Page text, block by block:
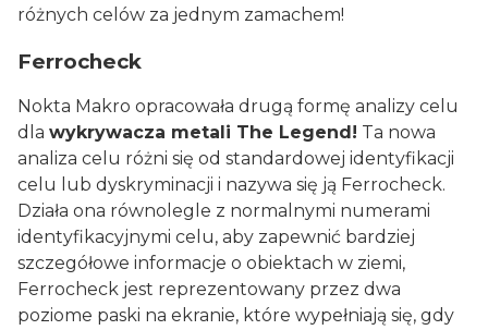
różnych celów za jednym zamachem!
Ferrocheck
Nokta Makro opracowała drugą formę analizy celu
dla wykrywacza metali The Legend! Ta nowa
analiza celu różni się od standardowej identyfikacji
celu lub dyskryminacji i nazywa się ją Ferrocheck.
Działa ona równolegle z normalnymi numerami
identyfikacyjnymi celu, aby zapewnić bardziej
szczegółowe informacje o obiektach w ziemi,
Ferrocheck jest reprezentowany przez dwa
poziome paski na ekranie, które wypełniają się, gdy